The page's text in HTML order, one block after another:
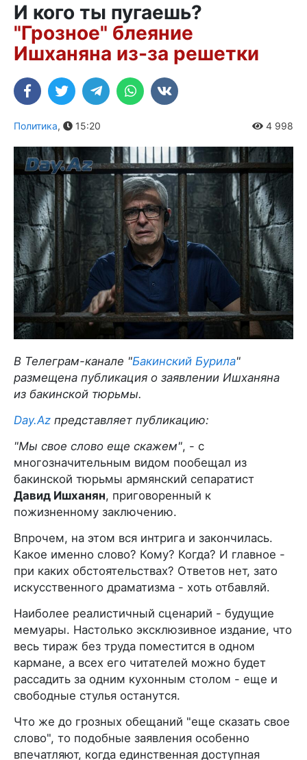
И кого ты пугаешь?
"Грозное" блеяние
Ишханяна из-за решетки
Политика, 15:20 4 998
В Телеграм-канале "Бакинский Бурила"
размещена публикация о заявлении Ишханяна
из бакинской тюрьмы.
Day.Az представляет публикацию:
"Мы свое слово еще скажем", - с
многозначительным видом пообещал из
бакинской тюрьмы армянский сепаратист
Давид Ишханян, приговоренный к
пожизненному заключению.
Впрочем, на этом вся интрига и закончилась.
Какое именно слово? Кому? Когда? И главное -
при каких обстоятельствах? Ответов нет, зато
искусственного драматизма - хоть отбавляй.
Наиболее реалистичный сценарий - будущие
мемуары. Настолько эксклюзивное издание, что
весь тираж без труда поместится в одном
кармане, а всех его читателей можно будет
рассадить за одним кухонным столом - еще и
свободные стулья останутся.
Что же до грозных обещаний "еще сказать свое
слово", то подобные заявления особенно
впечатляют, когда единственная доступная